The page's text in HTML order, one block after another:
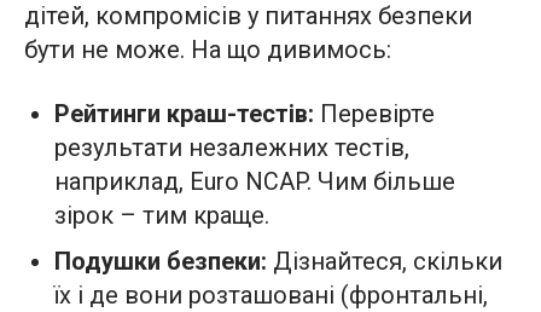
дітей, компромісів у питаннях безпеки
бути не може. На що дивимось:
Рейтинги краш-тестів: Перевірте
результати незалежних тестів,
наприклад, Euro NCAP. Чим більше
зірок – тим краще.
Подушки безпеки: Дізнайтеся, скільки
їх і де вони розташовані (фронтальні,